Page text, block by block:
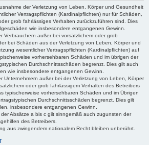
der Verletzung von Leben, Körper und Gesundheit
Vertragspflichten (Kardinalpflichten) nur für Schäden,
grob fahrlässiges Verhalten zurückzuführen sind. Dies
wie insbesondere entgangenen Gewinn.
Verbrauchern außer bei vorsätzlichem oder grob
bei Schäden aus der Verletzung von Leben, Körper und
wesentlicher Vertragspflichten (Kardinalpflichten) auf
vorhersehbaren Schäden und im übrigen der
Durchschnittsschäden begrenzt. Dies gilt auch
wie insbesondere entgangenen Gewinn.
Unternehmern außer bei der Verletzung von Leben, Körper
oder grob fahrlässigem Verhalten des Betreibers
typischerweise vorhersehbaren Schäden und im Übrigen
Durchschnittsschäden begrenzt. Dies gilt
insbesondere entgangenen Gewinn.
Absätze a bis c gilt sinngemäß auch zugunsten der
des Betreibers.
aus zwingendem nationalem Recht bleiben unberührt.